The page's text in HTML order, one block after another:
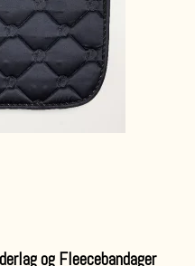
og Fleecebandager